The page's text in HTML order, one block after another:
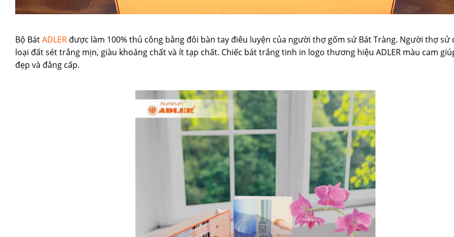
Bộ BátADLER được làm 100% thủ công bằng đôi bàn tay điêu luyện của người thợ gốm sứ Bát Tràng. Người thợ sử
loại đất sét trắng mịn, giàu khoáng chất và ít tạp chất. Chiếc bát trắng tinh in logo thương hiệu ADLER màu cam
đẹp và đẳng cấp.